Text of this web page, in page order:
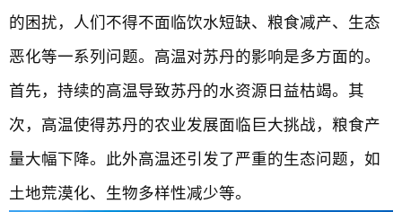
的困扰，人们不得不面临饮水短缺、粮食减产、生态
恶化等一系列问题。高温对苏丹的影响是多方面的。
首先，持续的高温导致苏丹的水资源日益枯竭。其
次，高温使得苏丹的农业发展面临巨大挑战，粮食产
量大幅下降。此外高温还引发了严重的生态问题，如
土地荒漠化、生物多样性减少等。